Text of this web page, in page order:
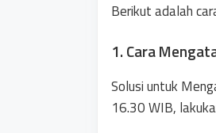
Berikut adalah
1. Cara
Solusi untuk
16.30 WIB,